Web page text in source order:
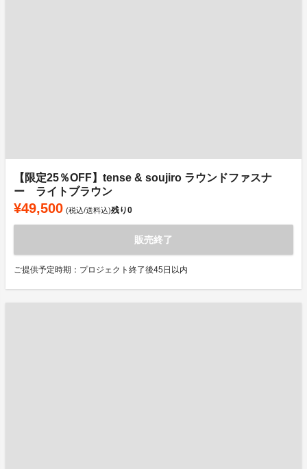
【限定25％OFF】tense & soujiro ラウンドファスナ
ー ライトブラウン
¥49,500 (税込/送料込)残り0
販売終了
ご提供予定時期：プロジェクト終了後45日以内